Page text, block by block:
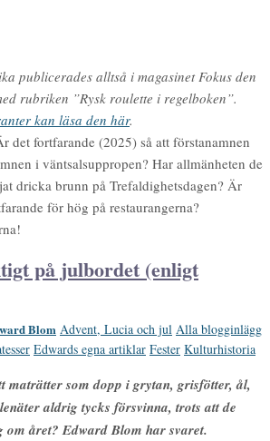
publicerades alltså i magasinet Fokus den
rubriken ”Rysk roulette i regelboken”.
kan läsa den här.
det fortfarande (2025) så att förstanamnen
i väntsalsuppropen? Har allmänheten de
dricka brunn på Trefaldighetsdagen? Är
för hög på restaurangerna?
på julbordet (enligt
Blom Advent, Lucia och jul Alla blogginlägg
Edwards egna artiklar Fester Kulturhistoria
maträtter som dopp i grytan, grisfötter, ål,
aldrig tycks försvinna, trots att de
om året? Edward Blom har svaret.